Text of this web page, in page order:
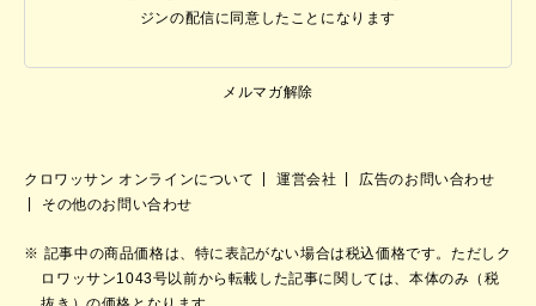
ジンの配信に同意したことになります
メルマガ解除
クロワッサン オンラインについて 運営会社
広告のお問い合わせ
その他のお問い合わせ
記事中の商品価格は、特に表記がない場合は税込価格です。ただしク
ロワッサン1043号以前から転載した記事に関しては、本体のみ（税